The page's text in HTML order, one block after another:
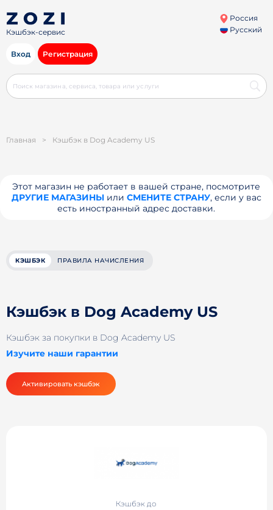
Кэшбэк-сервис
Россия
Русский
Вход Регистрация
Главная > Кэшбэк в Dog Academy US
Этот магазин не работает в вашей стране, посмотрите
ДРУГИЕ МАГАЗИНЫили СМЕНИТЕ СТРАНУ, если у вас
есть иностранный адрес доставки.
КЭШБЭК ПРАВИЛА НАЧИСЛЕНИЯ
Кэшбэк в Dog Academy US
Кэшбэк за покупки в Dog Academy US
Изучите наши гарантии
Активировать кэшбэк
Кэшбэк до